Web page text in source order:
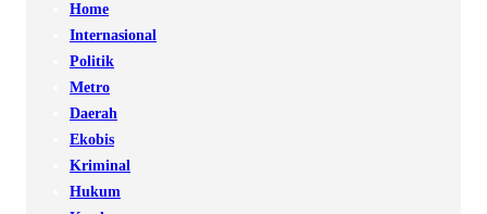
Home
Internasional
Politik
Metro
Daerah
Ekobis
Kriminal
Hukum